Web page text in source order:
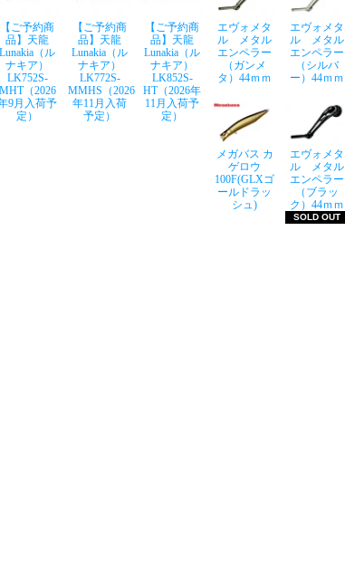
【ご予約商
品】天龍
Lunakia（ル
ナキア）
LK752S-
MHT（2026
9月入荷予
定）
【ご予約商
品】天龍
Lunakia（ル
ナキア）
LK772S-
MMHS（2026
年11月入荷
予定）
【ご予約商
品】天龍
Lunakia（ル
ナキア）
LK852S-
HT（2026年
11月入荷予
定）
エヴォメタ
ル メタル
エンペラー
（ガンメ
タ）44ｍｍ
エヴォメタ
ル メタル
エンペラー
（シルバ
ー）44ｍｍ
メガバス カ
ゲロウ
100F(GLXゴ
ールドラッ
シュ)
エヴォメタ
ル メタル
エンペラー
（ブラッ
ク）44ｍｍ
SOLD OUT